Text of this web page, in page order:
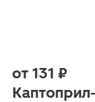
от 131 ₽